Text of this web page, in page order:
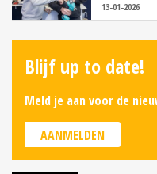
13-01-2026
Blijf up to date!
Meld je aan voor de
AANMELDEN